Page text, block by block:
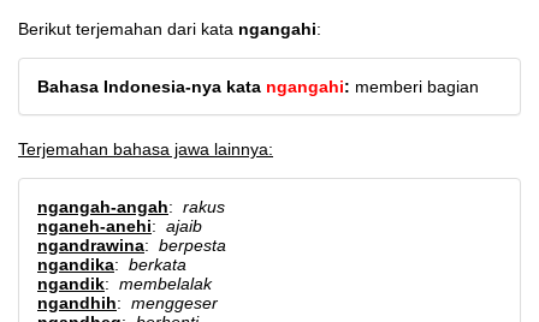
Berikut terjemahan dari kata ngangahi:
Bahasa Indonesia-nya kata ngangahi: memberi bagian
Terjemahan bahasa jawa lainnya:
ngangah-angah: rakus
nganeh-anehi: ajaib
ngandrawina: berpesta
ngandika: berkata
ngandik: membelalak
ngandhih: menggeser